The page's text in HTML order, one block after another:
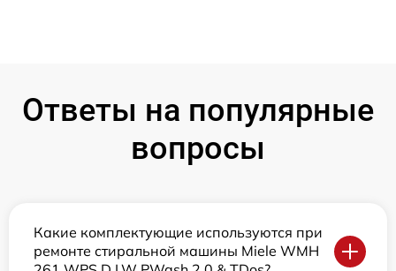
Ответы на популярные
вопросы
Какие комплектующие используются при
ремонте стиральной машины Miele WMH